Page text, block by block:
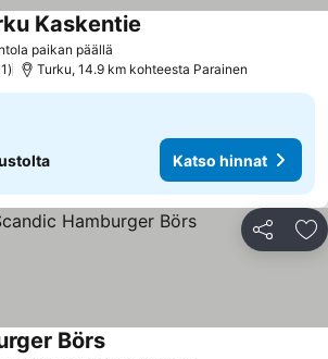
paikan päällä
Kaskentie
Turku, 14.9 km kohteesta Parainen
Katso hinnat
Jaa
Börs